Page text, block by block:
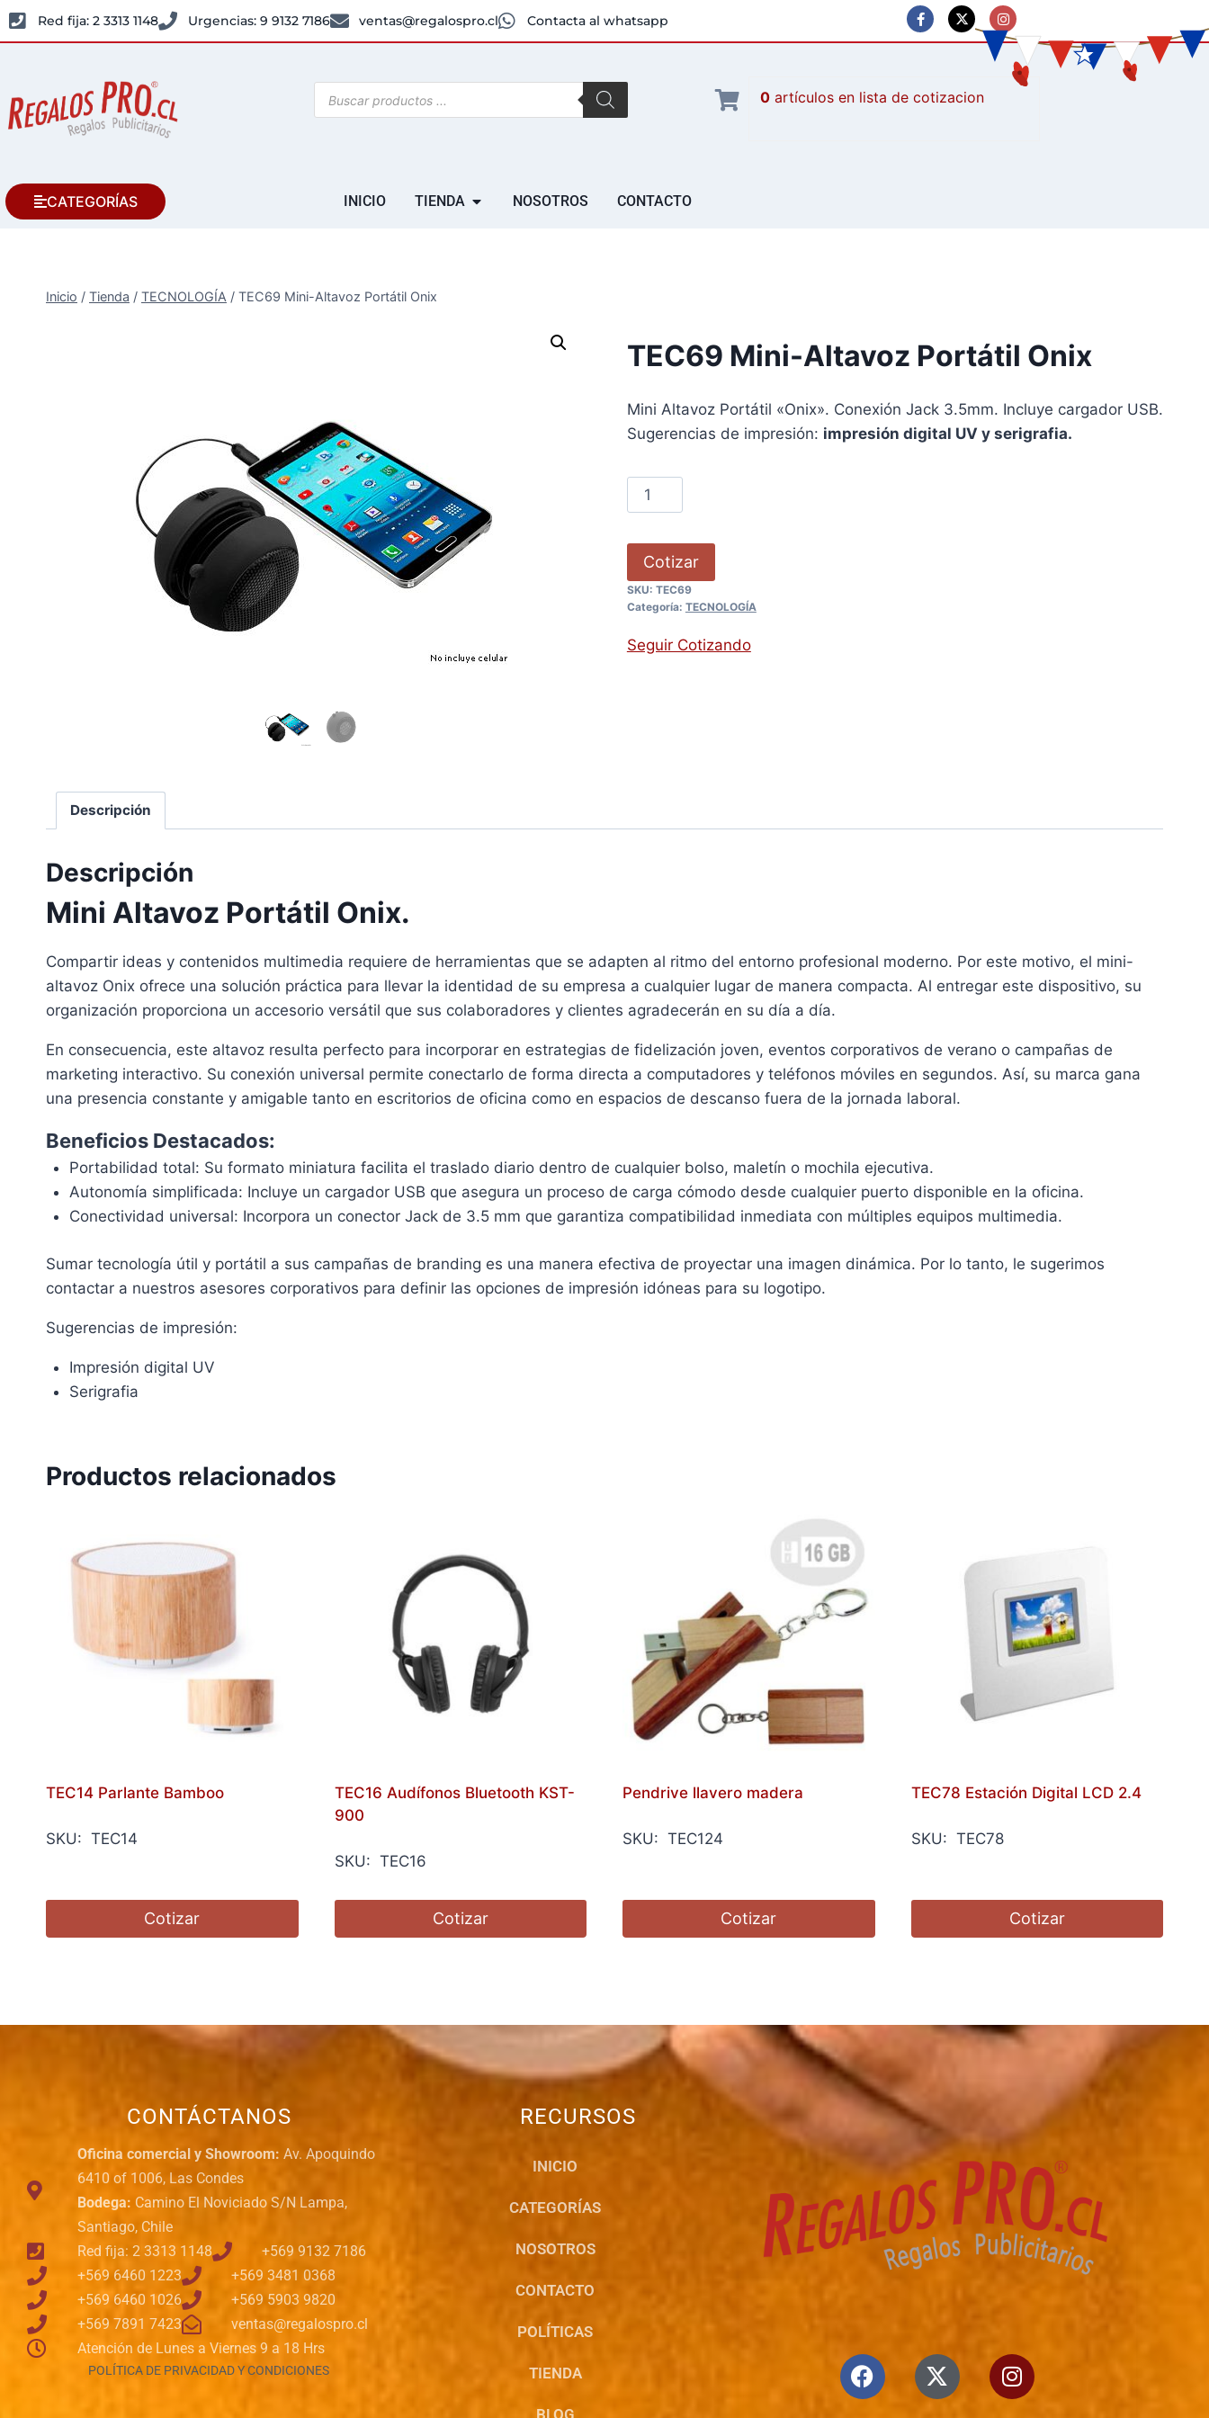
Red fija: 2 3313 1148 Urgencias: 9 9132 7186 ventas@regalospro.cl Contacta al whatsapp
0 artículos
CATEGORÍAS INICIO TIENDA NOSOTROS CONTACTO
Inicio / Tienda / TECNOLOGÍA / TEC69 Mini-Altavoz Portátil Onix
TEC69 Mini-Altavoz Portátil Onix
Mini Altavoz Portátil «Onix». Conexión Jack 3.5mm. Incluye cargador USB.
Sugerencias de impresión: impresión digital UV y serigrafia.
Cotizar
SKU: TEC69
Categoría: TECNOLOGÍA
Seguir Cotizando
Descripción
Descripción
Mini Altavoz Portátil Onix.
Compartir ideas y contenidos multimedia requiere de herramientas que se adapten al ritmo del entorno profesional moderno. Por este motivo, el mini-
altavoz Onix ofrece una solución práctica para llevar la identidad de su empresa a cualquier lugar de manera compacta. Al entregar este dispositivo, su
organización proporciona un accesorio versátil que sus colaboradores y clientes agradecerán en su día a día.
En consecuencia, este altavoz resulta perfecto para incorporar en estrategias de fidelización joven, eventos corporativos de verano o campañas de
marketing interactivo. Su conexión universal permite conectarlo de forma directa a computadores y teléfonos móviles en segundos. Así, su marca gana
una presencia constante y amigable tanto en escritorios de oficina como en espacios de descanso fuera de la jornada laboral.
Beneficios Destacados:
Portabilidad total: Su formato miniatura facilita el traslado diario dentro de cualquier bolso, maletín o mochila ejecutiva.
Autonomía simplificada: Incluye un cargador USB que asegura un proceso de carga cómodo desde cualquier puerto disponible en la oficina.
Conectividad universal: Incorpora un conector Jack de 3.5 mm que garantiza compatibilidad inmediata con múltiples equipos multimedia.
Sumar tecnología útil y portátil a sus campañas de branding es una manera efectiva de proyectar una imagen dinámica. Por lo tanto, le sugerimos
contactar a nuestros asesores corporativos para definir las opciones de impresión idóneas para su logotipo.
Sugerencias de impresión:
Impresión digital UV
Serigrafia
Productos relacionados
TEC14 Parlante Bamboo
SKU: TEC14
Cotizar
TEC16 Audífonos Bluetooth KST-
900
SKU: TEC16
Cotizar
Pendrive llavero madera
SKU: TEC124
Cotizar
TEC78 Estación Digital LCD 2.4
SKU: TEC78
Cotizar
CONTÁCTANOS
Oficina comercial y Showroom: Av. Apoquindo
6410 of 1006, Las Condes
Bodega: Camino El Noviciado S/N Lampa,
Santiago, Chile
Red fija: 2 3313 1148
+569 9132 7186
+569 6460 1223
+569 3481 0368
+569 6460 1026
+569 5903 9820
+569 7891 7423
ventas@regalospro.cl
Atención de Lunes a Viernes 9 a 18 Hrs
POLÍTICA DE PRIVACIDAD Y CONDICIONES
RECURSOS
INICIO
CATEGORÍAS
NOSOTROS
CONTACTO
POLÍTICAS
TIENDA
BLOG